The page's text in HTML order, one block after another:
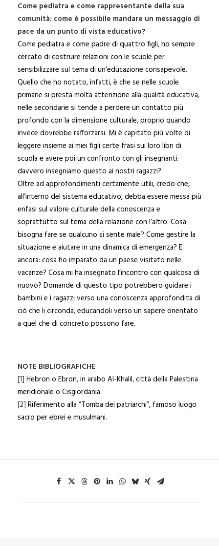
Come pediatra e come rappresentante della sua
comunità: come è possibile mandare un messaggio di
pace da un punto di vista educativo?
Come pediatra e come padre di quattro figli, ho sempre
cercato di costruire relazioni con le scuole per
sensibilizzare sul tema di un’educazione consapevole.
Quello che ho notato, infatti, è che se nelle scuole
primarie si presta molta attenzione alla qualità educativa,
nelle secondarie si tende a perdere un contatto più
profondo con la dimensione culturale, proprio quando
invece dovrebbe rafforzarsi. Mi è capitato più volte di
leggere insieme ai miei figli certe frasi sui loro libri di
scuola e avere poi un confronto con gli insegnanti:
davvero insegniamo questo ai nostri ragazzi?
Oltre ad approfondimenti certamente utili, credo che,
all’interno del sistema educativo, debba essere messa più
enfasi sul valore culturale della conoscenza e
soprattutto sul tema della relazione con l’altro. Cosa
bisogna fare se qualcuno si sente male? Come gestire la
situazione e aiutare in una dinamica di emergenza? E
ancora: cosa ho imparato da un paese visitato nelle
vacanze? Cosa mi ha insegnato l’incontro con qualcosa di
nuovo? Domande di questo tipo potrebbero guidare i
bambini e i ragazzi verso una conoscenza approfondita di
ciò che li circonda, educandoli verso un sapere orientato
a quel che di concreto possono fare.
NOTE BIBLIOGRAFICHE
[1] Hebron o Ebron, in arabo Al-Khalil, città della Palestina
meridionale o Cisgiordania.
[2] Riferimento alla “Tomba dei patriarchi”, famoso luogo
sacro per ebrei e musulmani.